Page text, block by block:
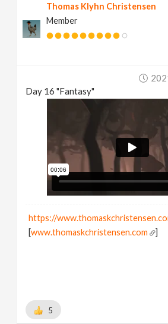
Thomas Klyhn Christensen
Member
Day 16 "Fantasy"
https://
[www.thomaskchristensen.com ]
5